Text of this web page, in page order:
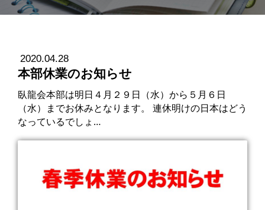
2020.04.28
本部休業のお知らせ
臥龍会本部は明日４月２９日（水）から５月６日
（水）までお休みとなります。 連休明けの日本はどう
なっているでしょ…